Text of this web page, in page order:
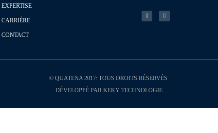
EXPERTISE
CARRIÈRE
CONTACT
© QUATENA 2017: TOUS DROITS RÉSERVÉS.
DÉVELOPPÉ PAR KEKY TECHNOLOGIE